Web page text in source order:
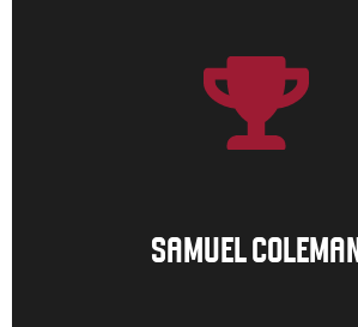
SAMUEL COLEMAN